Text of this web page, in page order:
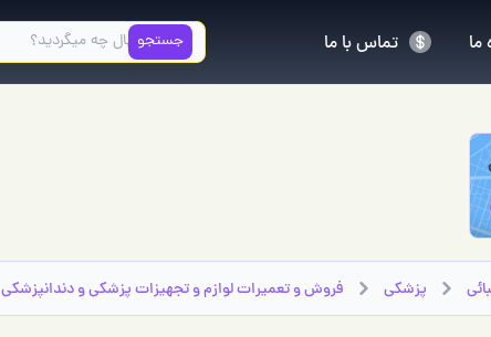
جستجو ما تماس با ما
پزشكي فروش و تعمیرات لوازم و تجهيزات پزشكي و دندانپزشکی